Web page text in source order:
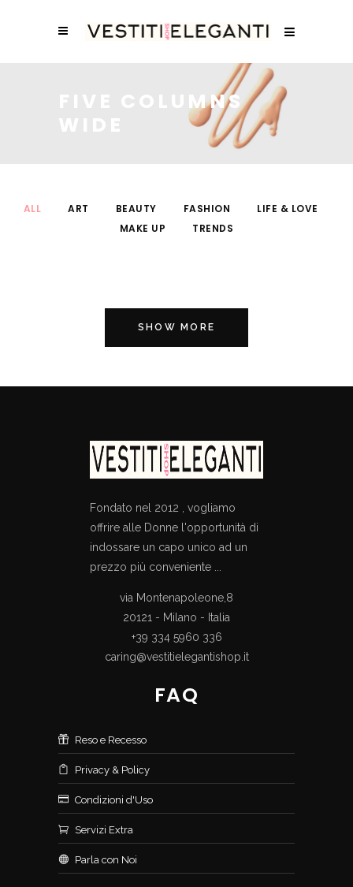
FIVE COLUMNS
ALL ART BEAUTY FASHION
LIFE & LOVE
MAKE UP
TRENDS
SHOW MORE
Fondato nel 2012 , vogliamo
offrire alle Donne l'opportunità di
indossare un capo unico ad un
prezzo più conveniente ...
via Montenapoleone,8
20121 - Milano - Italia
+39 334 5960 336
caring@vestitielegantishop.it
FAQ
Reso e Recesso
Privacy & Policy
Condizioni d'Uso
Servizi Extra
Parla con Noi